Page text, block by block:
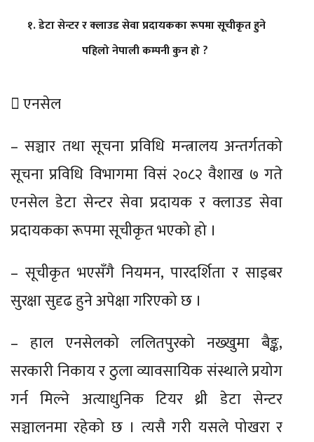
१. डेटा सेन्टर र क्लाउड सेवा प्रदायकका रूपमा सूचीकृत हुने
पहिलो नेपाली कम्पनी कुन हो ?
 एनसेल
– सञ्चार तथा सूचना प्रविधि मन्त्रालय अन्तर्गतको
सूचना प्रविधि विभागमा विसं २०८२ वैशाख ७ गते
एनसेल डेटा सेन्टर सेवा प्रदायक र क्लाउड सेवा
प्रदायकका रूपमा सूचीकृत भएको हो ।
– सूचीकृत भएसँगै नियमन, पारदर्शिता र साइबर
सुरक्षा सुदृढ हुने अपेक्षा गरिएको छ ।
– हाल एनसेलको ललितपुरको नख्खुमा बैङ्क,
सरकारी निकाय र ठुला व्यावसायिक संस्थाले प्रयोग
गर्न मिल्ने अत्याधुनिक टियर थ्री डेटा सेन्टर
सञ्चालनमा रहेको छ । त्यसै गरी यसले पोखरा र